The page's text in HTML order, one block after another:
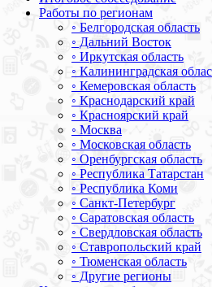
Работы по регионам
◦ Белгородская область
◦ Дальний Восток
◦ Иркутская область
◦ Калининградская
◦ Кемеровская область
◦ Краснодарский край
◦ Красноярский край
◦ Москва
◦ Московская область
◦ Оренбургская область
◦ Республика Татарстан
◦ Республика Коми
◦ Санкт-Петербург
◦ Саратовская область
◦ Свердловская область
◦ Ставропольский край
◦ Тюменская область
◦ Другие регионы